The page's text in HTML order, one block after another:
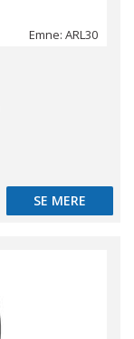
Emne: ARL30
SE MERE
SE MERE